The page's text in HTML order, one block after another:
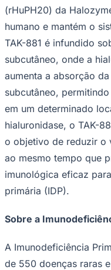
Flamengo
(rHuPH20) da
humano e mantém o
TAK-881 é infundido
subcutâneo, onde a
aumenta a absorção
subcutâneo,
em um determinado
hialuronidase, o TAK-
o objetivo de reduzir o
ao mesmo tempo que
imunológica eficaz
primária (IDP).
Sobre a
A Imunodeficiência
de 550 doenças raras